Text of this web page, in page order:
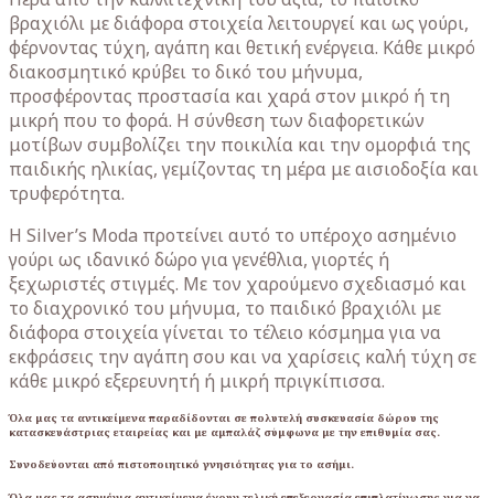
βραχιόλι με διάφορα στοιχεία λειτουργεί και ως γούρι,
φέρνοντας τύχη, αγάπη και θετική ενέργεια. Κάθε μικρό
διακοσμητικό κρύβει το δικό του μήνυμα,
προσφέροντας προστασία και χαρά στον μικρό ή τη
μικρή που το φορά. Η σύνθεση των διαφορετικών
μοτίβων συμβολίζει την ποικιλία και την ομορφιά της
παιδικής ηλικίας, γεμίζοντας τη μέρα με αισιοδοξία και
τρυφερότητα.
Η Silver’s Moda προτείνει αυτό το υπέροχο ασημένιο
γούρι ως ιδανικό δώρο για γενέθλια, γιορτές ή
ξεχωριστές στιγμές. Με τον χαρούμενο σχεδιασμό και
το διαχρονικό του μήνυμα, το παιδικό βραχιόλι με
διάφορα στοιχεία γίνεται το τέλειο κόσμημα για να
εκφράσεις την αγάπη σου και να χαρίσεις καλή τύχη σε
κάθε μικρό εξερευνητή ή μικρή πριγκίπισσα.
Όλα μας τα αντικείμενα παραδίδονται σε πολυτελή συσκευασία δώρου της
κατασκευάστριας εταιρείας και με αμπαλάζ σύμφωνα με την επιθυμία σας.
Συνοδεύονται από πιστοποιητικό γνησιότητας για το ασήμι.